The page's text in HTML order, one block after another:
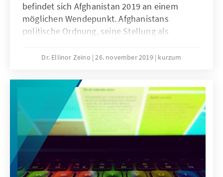
befindet sich Afghanistan 2019 an einem
möglichen Wendepunkt. Afghanistans
politische Ordnung, seine Stellung als
regionale Sicherheit stehen erneut zur
Truppenrückzug wird Auswirkung auf die 39-
Länder starke NATO-Mission, die
Aufrechterhaltung der inneren Sicherheit
sowie auf Afghanistans internationale
Beziehungen haben. Hier zehn Punkte, die
man zu Afghanistan wissen sollte.
Dr. Ellinor Zeino 26. november 2019 kurzum